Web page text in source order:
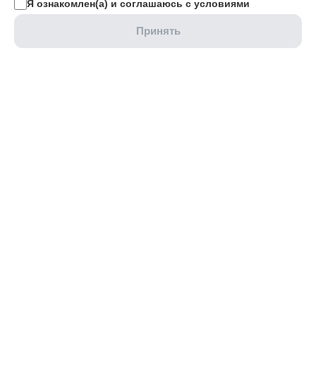
Я ознакомлен(а) и соглашаюсь с условиями
Принять